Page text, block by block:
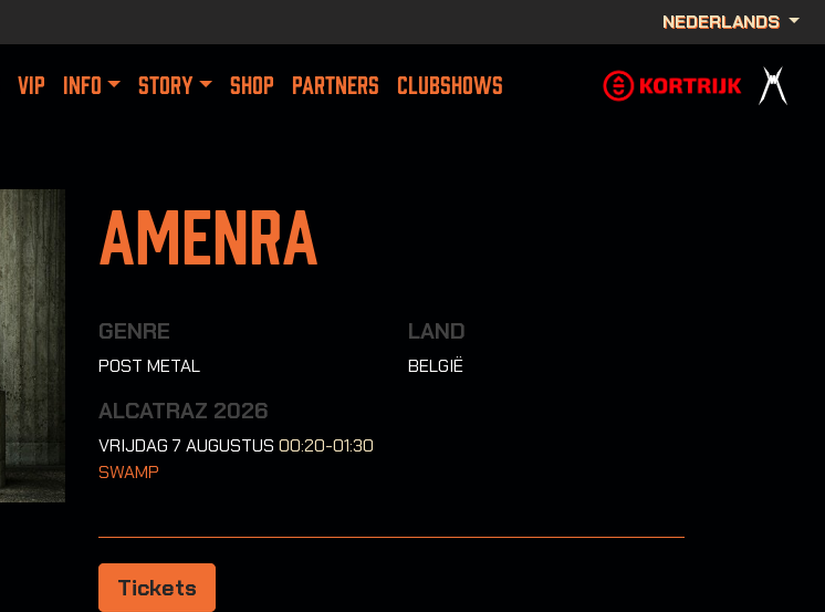
NEDERLANDS
VIP INFO STORY SHOP PARTNERS CLUBSHOWS
Amenra
GENRE
POST METAL
LAND
BELGIË
ALCATRAZ 2026
VRIJDAG 7 AUGUSTUS 00:20-01:30
SWAMP
Tickets